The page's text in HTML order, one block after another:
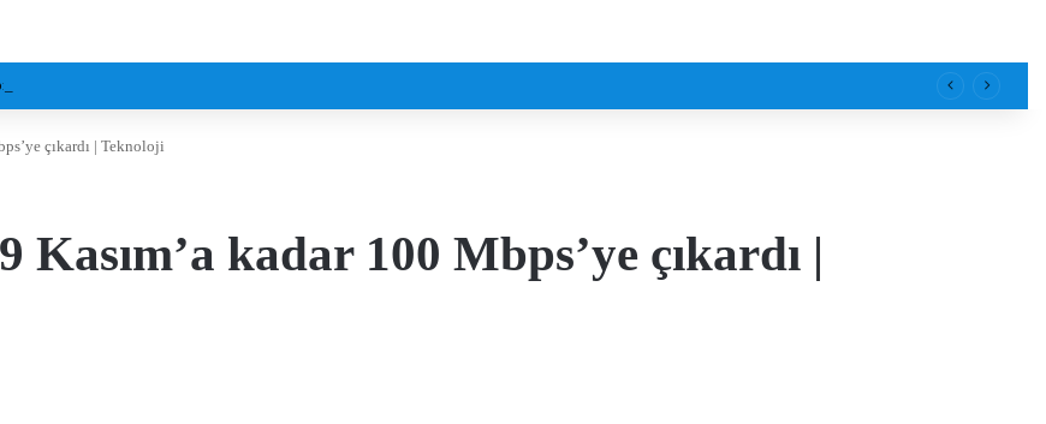
verildi
çıkardı | Teknoloji
Kasım’a kadar 100 Mbps’ye çıkardı |